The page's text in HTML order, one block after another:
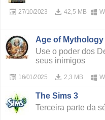
42,5 MB
27/10/2023
Age of Mythology
Use o poder dos
seus inimigos
2,3 MB
16/01/2025
The Sims 3
Terceira parte da